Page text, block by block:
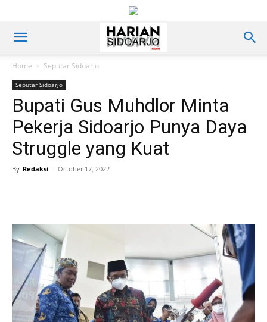
Home Seputar Sidoarjo
Seputar Sidoarjo
Bupati Gus Muhdlor Minta
Pekerja Sidoarjo Punya Daya
Struggle yang Kuat
By Redaksi - October 17, 2022